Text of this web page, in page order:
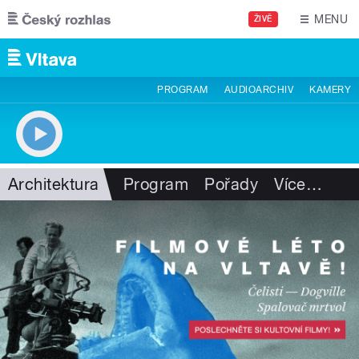
Přejít k hlavnímu obsahu
ŽIVĚ MENU
PROGRAM AUDIOARCHIV KAMERY
Architektura Program Pořady Více…